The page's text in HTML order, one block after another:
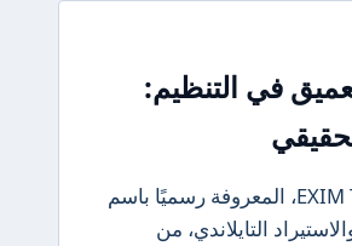
في التنظيم:
تعد EXIM Thailand، المعروفة رسميًا باسم
التايلاندي، من